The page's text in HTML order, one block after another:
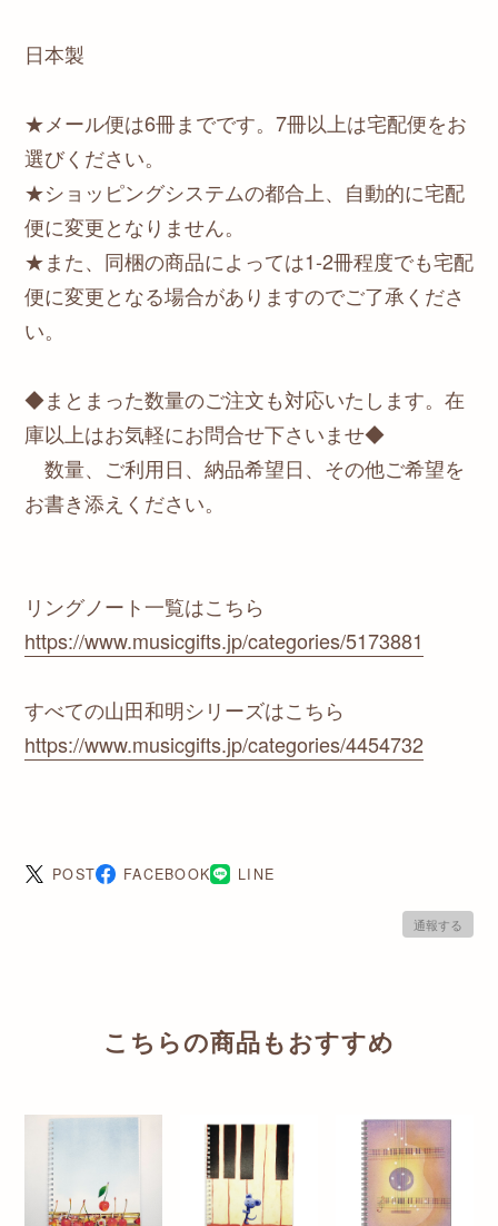
日本製
★メール便は6冊までです。7冊以上は宅配便をお
選びください。
★ショッピングシステムの都合上、自動的に宅配
便に変更となりません。
★また、同梱の商品によっては1-2冊程度でも宅配
便に変更となる場合がありますのでご了承くださ
い。
◆まとまった数量のご注文も対応いたします。在
庫以上はお気軽にお問合せ下さいませ◆
数量、ご利用日、納品希望日、その他ご希望を
お書き添えください。
リングノート一覧はこちら
https://www.musicgifts.jp/categories/5173881
すべての山田和明シリーズはこちら
https://www.musicgifts.jp/categories/4454732
POST FACEBOOK LINE
通報する
こちらの商品もおすすめ